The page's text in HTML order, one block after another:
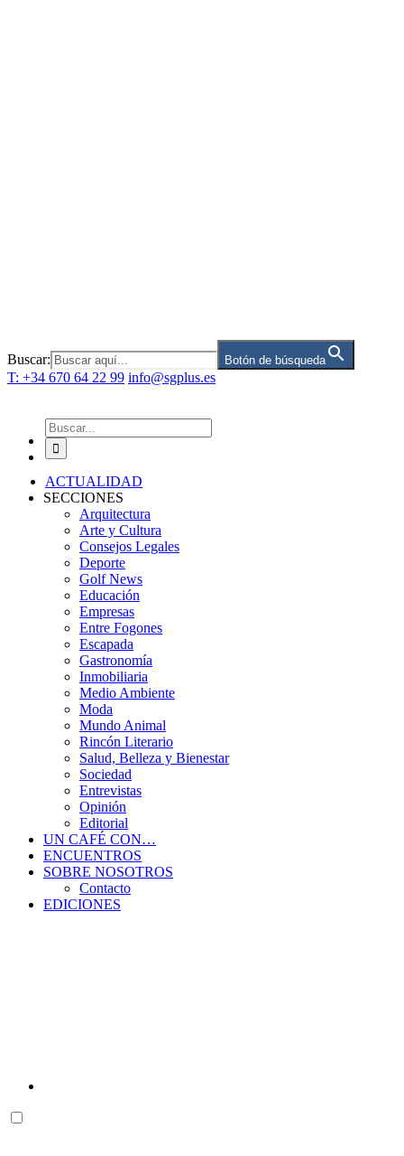
Buscar: Botón de búsqueda
T: +34 670 64 22 99 info@sgplus.es
Buscar:
ACTUALIDAD
SECCIONES
Arquitectura
Arte y Cultura
Consejos Legales
Deporte
Golf News
Educación
Empresas
Entre Fogones
Escapada
Gastronomía
Inmobiliaria
Medio Ambiente
Moda
Mundo Animal
Rincón Literario
Salud, Belleza y Bienestar
Sociedad
Entrevistas
Opinión
Editorial
UN CAFÉ CON…
ENCUENTROS
SOBRE NOSOTROS
Contacto
EDICIONES